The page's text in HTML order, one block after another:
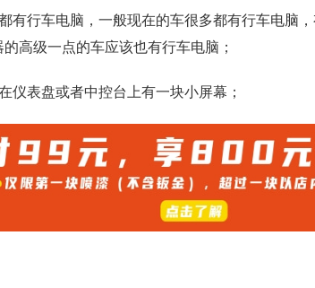
有行车电脑，一般现在的车很多都有行车电脑
高级一点的车应该也有行车电脑；
仪表盘或者中控台上有一块小屏幕；